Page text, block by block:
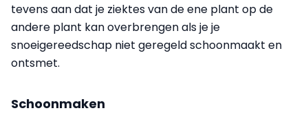
tevens aan dat je ziektes van de ene plant op de
andere plant kan overbrengen als je je
snoeigereedschap niet geregeld schoonmaakt en
ontsmet.
Schoonmaken